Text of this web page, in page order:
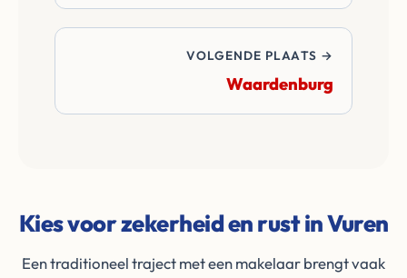
VOLGENDE PLAATS →
Waardenburg
Kies voor zekerheid en rust in Vuren
Een traditioneel traject met een makelaar brengt vaak